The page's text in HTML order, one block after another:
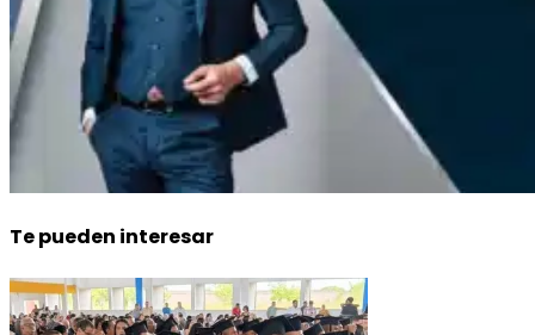
Te pueden interesar